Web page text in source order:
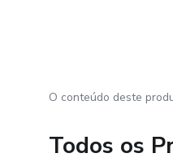
O conteúdo deste
Todos os